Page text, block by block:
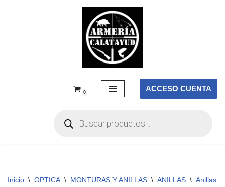
0 ACCESO CUENTA
Inicio \ OPTICA \ MONTURAS Y ANILLAS \ ANILLAS \ Anillas